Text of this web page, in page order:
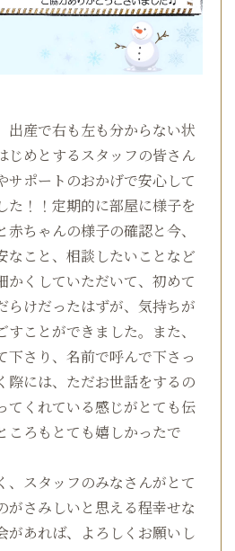
出産で右も左も分からない状
じめとするスタッフの皆さん
サポートのおかげで安心して
た！！定期的に部屋に様子を
ちゃんの様子の確認と今、
なこと、相談したいことなど
かくしていただいて、初めて
らけだったはずが、気持ちが
ことができました。また、
下さり、名前で呼んで下さっ
際には、ただお世話をするの
てくれている感じがとても伝
ころもとても嬉しかったで
、スタッフのみなさんがとて
がさみしいと思える程幸せな
あれば、よろしくお願いし